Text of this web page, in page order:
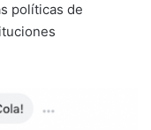
políticas de